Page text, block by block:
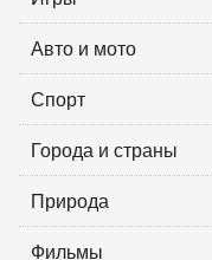
Авто и мото
Спорт
Города и страны
Природа
Фильмы